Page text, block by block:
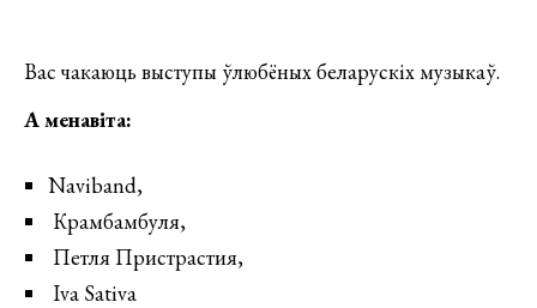
Вас чакаюць выступы ўлюбёных беларускіх музыкаў.
А менавіта:
Naviband,
Крамбамбуля,
Петля Пристрастия,
Iva Sativa